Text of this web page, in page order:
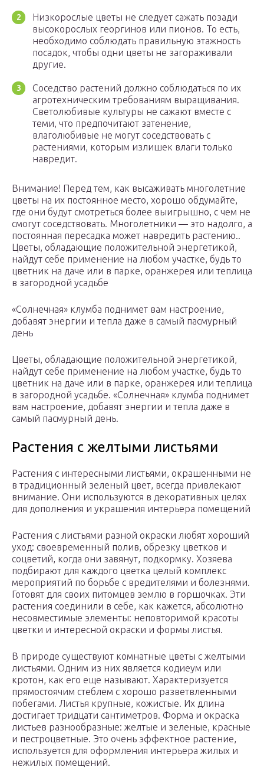
Низкорослые цветы не следует сажать позади
высокорослых георгинов или пионов. То есть,
необходимо соблюдать правильную этажность
посадок, чтобы одни цветы не загораживали
другие.
Соседство растений должно соблюдаться по их
агротехническим требованиям выращивания.
Светолюбивые культуры не сажают вместе с
теми, что предпочитают затенение,
влаголюбивые не могут соседствовать с
растениями, которым излишек влаги только
навредит.
Внимание! Перед тем, как высаживать многолетние
цветы на их постоянное место, хорошо обдумайте,
где они будут смотреться более выигрышно, с чем не
смогут соседствовать. Многолетники — это надолго, а
постоянная пересадка может навредить растению..
Цветы, обладающие положительной энергетикой,
найдут себе применение на любом участке, будь то
цветник на даче или в парке, оранжерея или теплица
в загородной усадьбе
«Солнечная» клумба поднимет вам настроение,
добавят энергии и тепла даже в самый пасмурный
день
Цветы, обладающие положительной энергетикой,
найдут себе применение на любом участке, будь то
цветник на даче или в парке, оранжерея или теплица
в загородной усадьбе. «Солнечная» клумба поднимет
вам настроение, добавят энергии и тепла даже в
самый пасмурный день.
Растения с желтыми листьями
Растения с интересными листьями, окрашенными не
в традиционный зеленый цвет, всегда привлекают
внимание. Они используются в декоративных целях
для дополнения и украшения интерьера помещений
Растения с листьями разной окраски любят хороший
уход: своевременный полив, обрезку цветков и
соцветий, когда они завянут, подкормку. Хозяева
подбирают для каждого цветка целый комплекс
мероприятий по борьбе с вредителями и болезнями.
Готовят для своих питомцев землю в горшочках. Эти
растения соединили в себе, как кажется, абсолютно
несовместимые элементы: неповторимой красоты
цветки и интересной окраски и формы листья.
В природе существуют комнатные цветы с желтыми
листьями. Одним из них является кодиеум или
кротон, как его еще называют. Характеризуется
прямостоячим стеблем с хорошо разветвленными
побегами. Листья крупные, кожистые. Их длина
достигает тридцати сантиметров. Форма и окраска
листьев разнообразные: желтые и зеленые, красные
и пестроцветные. Это очень эффектное растение,
используется для оформления интерьера жилых и
нежилых помещений.